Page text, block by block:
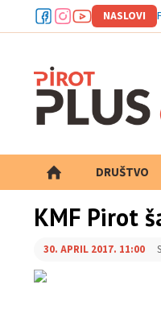
NASLOVI
DRUŠTVO
KMF Pirot
30. APRIL 2017. 11:00